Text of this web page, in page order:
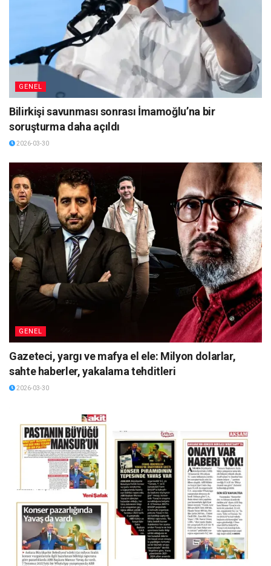
GENEL
Bilirkişi savunması sonrası İmamoğlu’na bir
soruşturma daha açıldı
2026-03-30
GENEL
Gazeteci, yargı ve mafya el ele: Milyon dolarlar,
sahte haberler, yakalama tehditleri
2026-03-30